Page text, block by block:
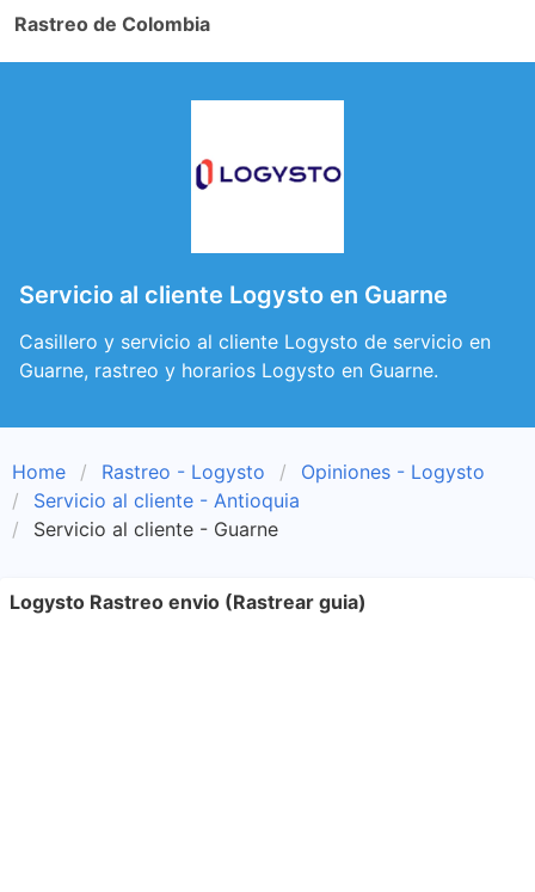
Rastreo de Colombia
Servicio al cliente Logysto en Guarne
Casillero y servicio al cliente Logysto de servicio en
Guarne, rastreo y horarios Logysto en Guarne.
Home Rastreo - Logysto
Opiniones - Logysto
Servicio al cliente - Antioquia
Servicio al cliente - Guarne
Logysto Rastreo envio (Rastrear guia)